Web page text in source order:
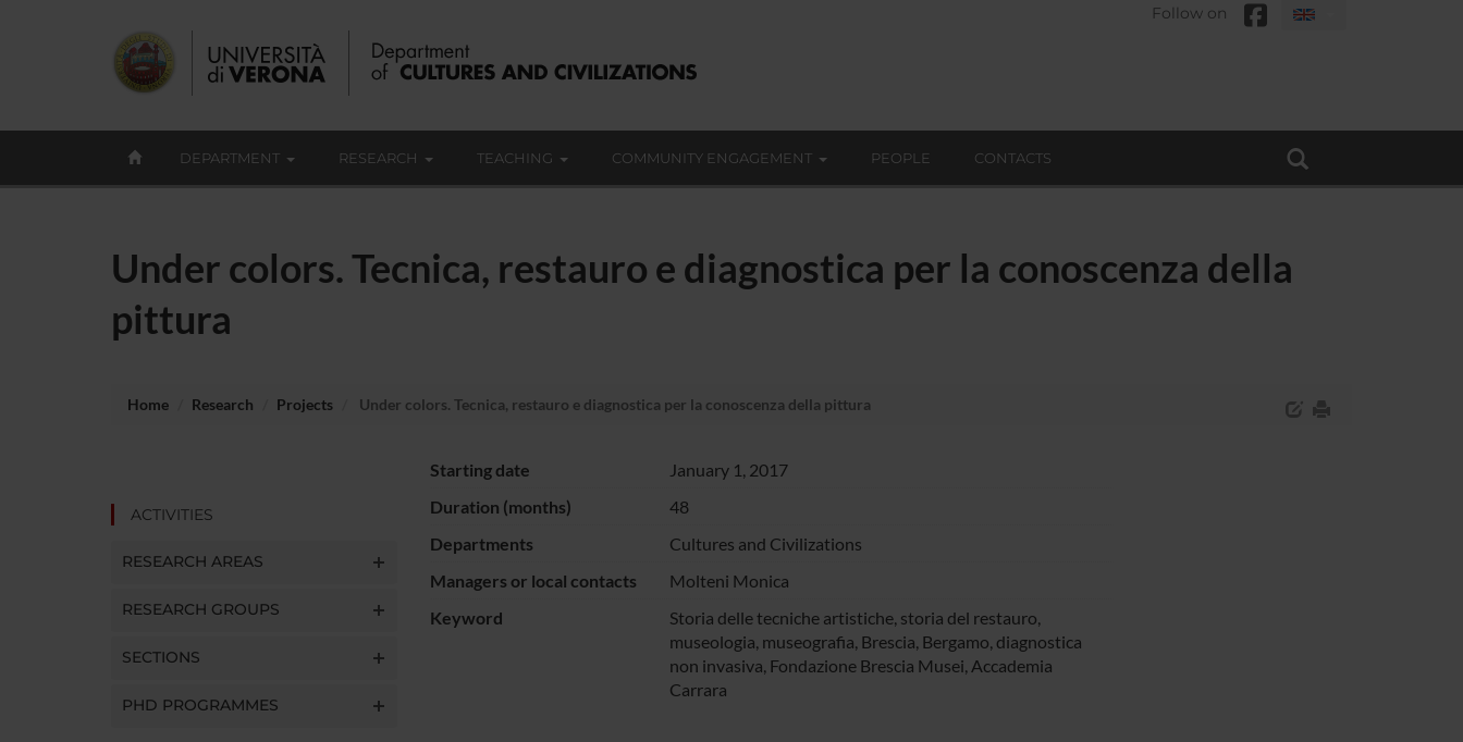
Follow on
DEPARTMENT RESEARCH TEACHING COMMUNITY ENGAGEMENT PEOPLE CONTACTS
Under colors. Tecnica, restauro e diagnostica per la conoscenza della
pittura
Home Research Projects Under colors. Tecnica, restauro e diagnostica per la conoscenza della pittura
ACTIVITIES
RESEARCH AREAS
RESEARCH GROUPS
SECTIONS
PHD PROGRAMMES
Starting date
January 1, 2017
Duration (months)
48
Departments
Cultures and Civilizations
Managers or local contacts
Molteni Monica
Keyword
Storia delle tecniche artistiche, storia del restauro,
museologia, museografia, Brescia, Bergamo, diagnostica
non invasiva, Fondazione Brescia Musei, Accademia
Carrara